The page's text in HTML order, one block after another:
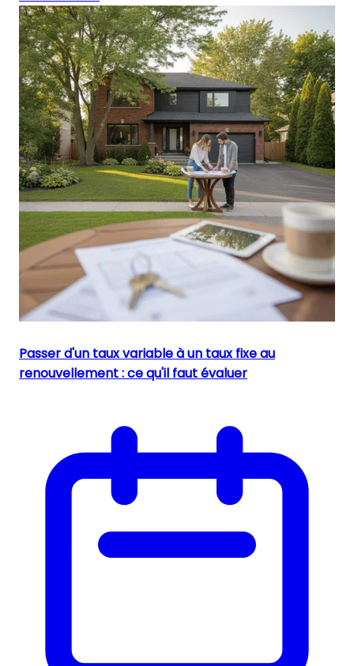
Passer d'un taux variable à un taux fixe au
renouvellement : ce qu'il faut évaluer